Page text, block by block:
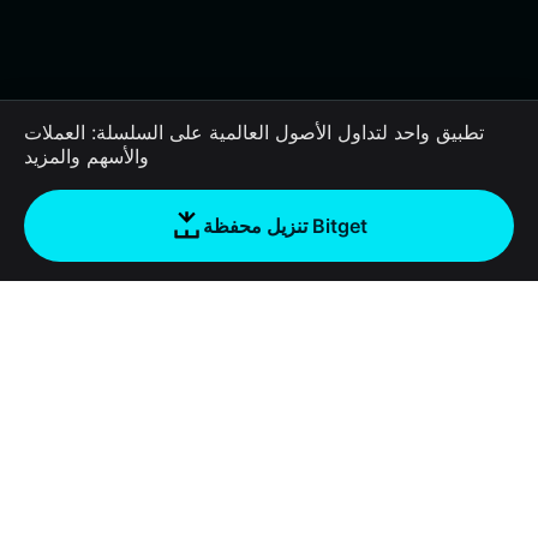
تطبيق واحد لتداول الأصول العالمية على السلسلة: العملات
والأسهم والمزيد
تنزيل محفظة Bitget